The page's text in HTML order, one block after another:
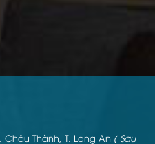
Châu Thành, T. Long An ( Sau